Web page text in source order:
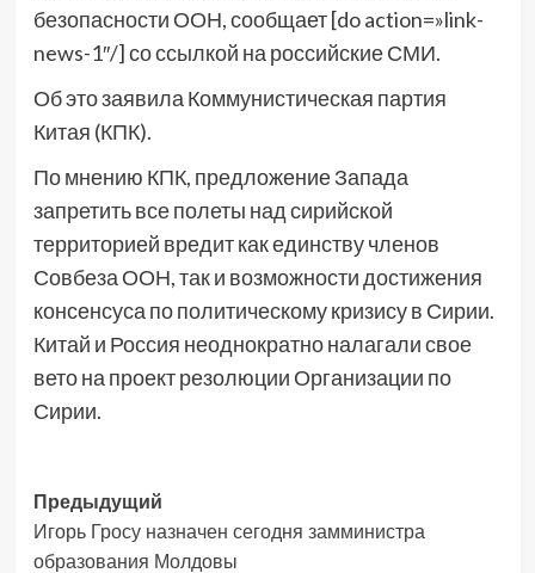
безопасности ООН, сообщает [do action=»link-
news-1″/] со ссылкой на российские СМИ.
Об это заявила Коммунистическая партия
Китая (КПК).
По мнению КПК, предложение Запада
запретить все полеты над сирийской
территорией вредит как единству членов
Совбеза ООН, так и возможности достижения
консенсуса по политическому кризису в Сирии.
Китай и Россия неоднократно налагали свое
вето на проект резолюции Организации по
Сирии.
Навигация
записи
Предыдущий
Игорь Гросу назначен сегодня замминистра
образования Молдовы